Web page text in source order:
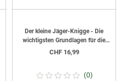
Der kleine Jäger-Knigge - Die
wichtigsten Grundlagen für die
ersten Schritte nach der
CHF16,99
(0)